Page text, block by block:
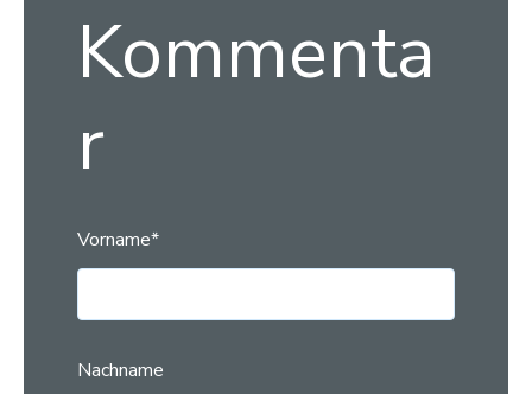
Kommenta
r
Vorname*
Nachname